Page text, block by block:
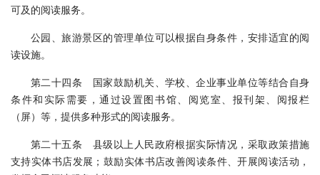
可及的阅读服务。
公园、旅游景区的管理单位可以根据自身条件，安排适宜的阅
读设施。
第二十四条 国家鼓励机关、学校、企业事业单位等结合自身
条件和实际需要，通过设置图书馆、阅览室、报刊架、阅报栏
（屏）等，提供多种形式的阅读服务。
第二十五条 县级以上人民政府根据实际情况，采取政策措施
支持实体书店发展；鼓励实体书店改善阅读条件、开展阅读活动，